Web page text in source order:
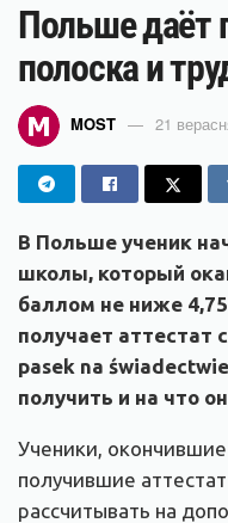
Польше даёт
полоска и
MOST 21
В Польше ученик
школы, который
баллом не ниже
получает аттестат
pasek na
получить и на что
Ученики,
получившие
рассчитывать на